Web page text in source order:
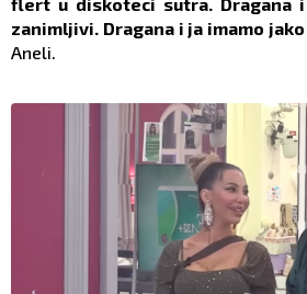
zanimljivi. Dragana i ja imamo
Aneli.